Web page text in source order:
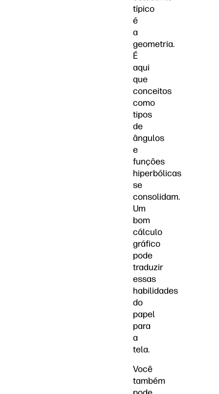
típico
é
a
geometria.
É
aqui
que
conceitos
como
tipos
de
ângulos
e
funções
hiperbólicas
se
consolidam.
Um
bom
cálculo
gráfico
pode
traduzir
essas
habilidades
do
papel
para
a
tela.
Você
também